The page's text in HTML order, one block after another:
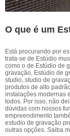
O que é um
Está procurando por
trata-se de Estúdio
como o de Estúdio de
gravação, Estúdio de
studio, studio de
produtos de alto
instalações modernas
todos. Por isso, não
dúvidas com nossos
empreendimento
estudio de gravação
outras opções. Saiba